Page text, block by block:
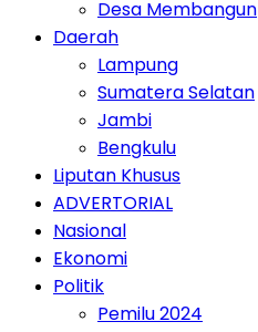
Desa Membangun
Daerah
Lampung
Sumatera Selatan
Jambi
Bengkulu
Liputan Khusus
ADVERTORIAL
Nasional
Ekonomi
Politik
Pemilu 2024